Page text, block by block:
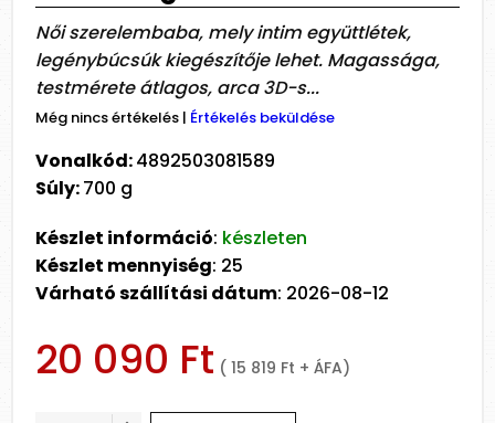
Női szerelembaba, mely intim együttlétek,
legénybúcsúk kiegészítője lehet. Magassága,
testmérete átlagos, arca 3D-s...
Még nincs értékelés | Értékelés beküldése
Vonalkód:4892503081589
Súly:700 g
Készlet információ: készleten
Készlet mennyiség: 25
Várható szállítási dátum: 2026-08-12
20 090 Ft ( 15 819 Ft + ÁFA)